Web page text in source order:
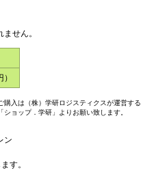
せん。
購入は（株）学研ロジスティクスが運営する
「ショップ．学研」よりお願い致します。
ン
す。